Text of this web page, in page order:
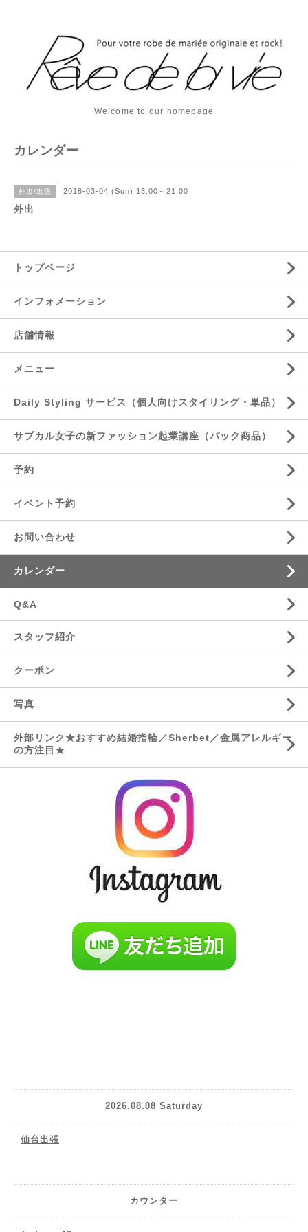
Welcome to our homepage
カレンダー
外出/出張 2018-03-04 (Sun) 13:00～21:00
外出
トップページ
インフォメーション
店舗情報
メニュー
Daily Styling サービス（個人向けスタイリング・単品）
サブカル女子の新ファッション起業講座（パック商品）
予約
イベント予約
お問い合わせ
カレンダー
Q&A
スタッフ紹介
クーポン
写真
外部リンク★おすすめ結婚指輪／Sherbet／金属アレルギー
の方注目★
2026.08.08 Saturday
仙台出張
カウンター